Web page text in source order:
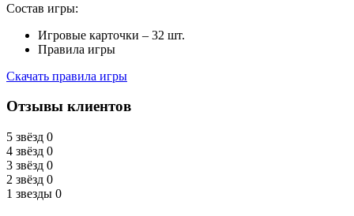
Состав игры:
Игровые карточки – 32 шт.
Правила игры
Скачать правила игры
Отзывы клиентов
5 звёзд 0
4 звёзд 0
3 звёзд 0
2 звёзд 0
1 звезды 0